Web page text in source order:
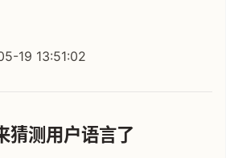
19 13:51:02
猜测用户语言了